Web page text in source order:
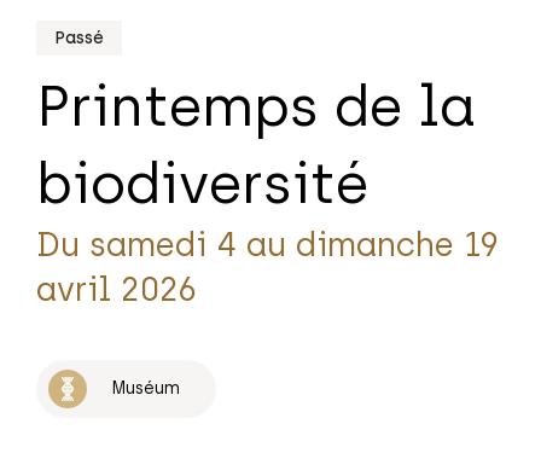
Passé
Printemps de la
biodiversité
Du samedi 4 au dimanche 19
avril 2026
Muséum